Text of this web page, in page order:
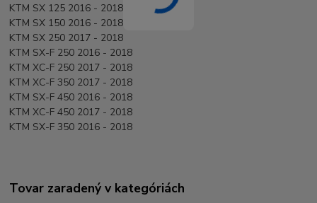
KTM SX 125 2016 - 2018
KTM SX 150 2016 - 2018
KTM SX 250 2017 - 2018
KTM SX-F 250 2016 - 2018
KTM XC-F 250 2017 - 2018
KTM XC-F 350 2017 - 2018
KTM SX-F 450 2016 - 2018
KTM XC-F 450 2017 - 2018
KTM SX-F 350 2016 - 2018
Tovar zaradený v kategóriách